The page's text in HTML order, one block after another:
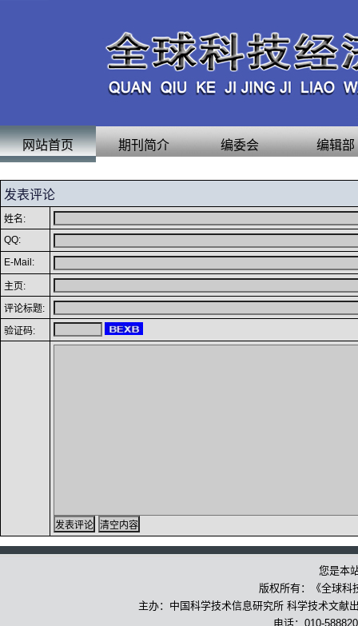
网站首页 期刊简介 编委会 编辑部
发表评论
姓名:
QQ:
E-Mail:
主页:
评论标题:
验证码:
您是本
版权所有：《全球科
主办：中国科学技术信息研究所 科学技术文献
电话：010-